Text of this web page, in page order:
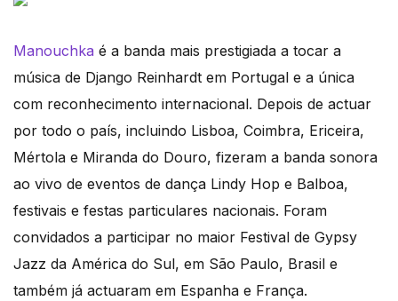
Manouchka é a banda mais prestigiada a tocar a
música de Django Reinhardt em Portugal e a única
com reconhecimento internacional. Depois de actuar
por todo o país, incluindo Lisboa, Coimbra, Ericeira,
Mértola e Miranda do Douro, fizeram a banda sonora
ao vivo de eventos de dança Lindy Hop e Balboa,
festivais e festas particulares nacionais. Foram
convidados a participar no maior Festival de Gypsy
Jazz da América do Sul, em São Paulo, Brasil e
também já actuaram em Espanha e França.